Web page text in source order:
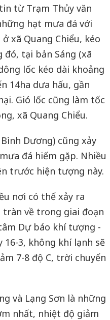
từ Trạm Thủy văn
hạt mưa đá với
xã Quang Chiểu, kéo
tại bản Sáng (xã
lốc kéo dài khoảng
14ha dưa hấu, gần
Gió lốc cũng làm tốc
xã Quang Chiểu.
Dương) cũng xảy
đá hiếm gặp. Nhiều
trước hiện tượng này.
nơi có thể xảy ra
tràn về trong giai đoạn
Dự báo khí tượng -
3, không khí lạnh sẽ
7-8 độ C, trời chuyển
và Lạng Sơn là những
nhất, nhiệt độ giảm